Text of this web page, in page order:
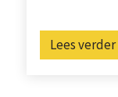
Lees verder